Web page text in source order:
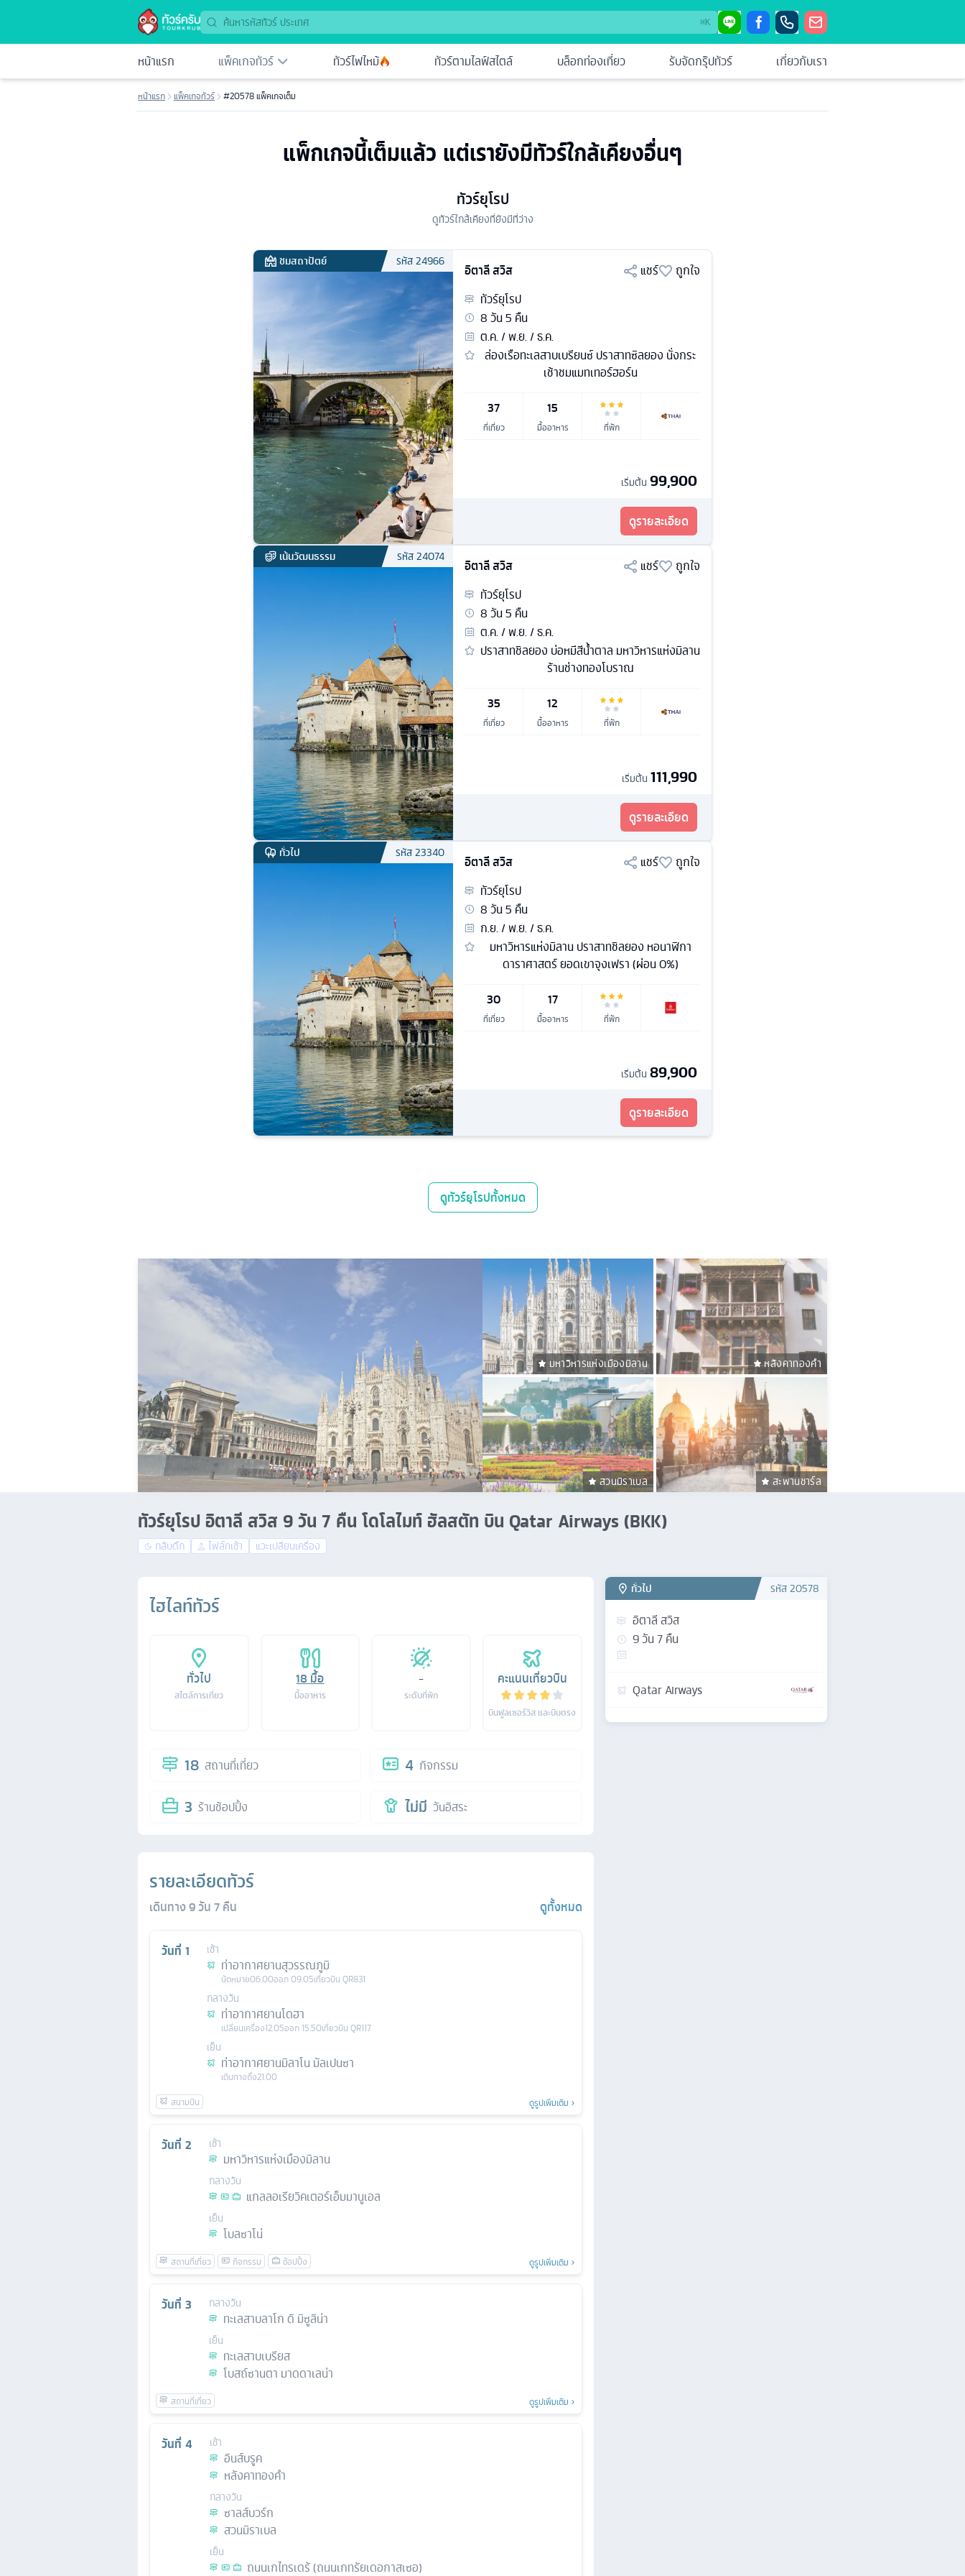
⌘K
หน้าแรก แพ็คเกจทัวร์ ทัวร์ไฟไหม้ ทัวร์ตามไลฟ์สไตล์ บล็อกท่องเที่ยว รับจัดกรุ๊ปทัวร์ เกี่ยวกับเรา
หน้าแรก แพ็คเกจทัวร์ #20578 แพ็คเกจเต็ม
แพ็กเกจนี้เต็มแล้ว แต่เรายังมีทัวร์ใกล้เคียงอื่นๆ
ทัวร์ยุโรป
ดูทัวร์ใกล้เคียงที่ยังมีที่ว่าง
ชมสถาปัตย์ รหัส24966
อิตาลี สวิส แชร์
ถูกใจ
ทัวร์ยุโรป
8วัน5 คืน
ต.ค. / พ.ย. / ธ.ค.
ล่องเรือทะเลสาบเบรียนซ์ ปราสาทซิลยอง นั่งกระ
เช้าชมแมทเทอร์ฮอร์น
37
ที่เที่ยว
15
มื้ออาหาร ที่พัก
เริ่มต้น 99,900
ดูรายละเอียด
เน้นวัฒนธรรม รหัส24074
อิตาลี สวิส แชร์
ถูกใจ
ทัวร์ยุโรป
8วัน5 คืน
ต.ค. / พ.ย. / ธ.ค.
ปราสาทชิลยอง บ่อหมีสีน้ำตาล มหาวิหารแห่งมิลาน
ร้านช่างทองโบราณ
35
ที่เที่ยว
12
มื้ออาหาร ที่พัก
เริ่มต้น 111,990
ดูรายละเอียด
ทั่วไป รหัส23340
อิตาลี สวิส แชร์
ถูกใจ
ทัวร์ยุโรป
8วัน5 คืน
ก.ย. / พ.ย. / ธ.ค.
มหาวิหารแห่งมิลาน ปราสาทชิลยอง หอนาฬิกา
ดาราศาสตร์ ยอดเขาจุงเฟรา (ผ่อน 0%)
30
ที่เที่ยว
17
มื้ออาหาร ที่พัก
เริ่มต้น 89,900
ดูรายละเอียด
ดูทัวร์ยุโรปทั้งหมด
มหาวิหารแห่งเมืองมิลาน หลังคาทองคํา
สวนมิราเบล สะพานชาร์ล
ทัวร์ยุโรป อิตาลี สวิส 9 วัน 7 คืน โดโลไมท์ ฮัลสตัท บิน Qatar Airways (BKK)
กลับดึก ไฟล์ทเช้า แวะเปลี่ยนเครื่อง
ไฮไลท์ทัวร์
ทั่วไป
สไตล์การเที่ยว
18มื้อ
มื้ออาหาร
-
ระดับที่พัก
คะแนนเที่ยวบิน
บินฟูลเซอร์วิส และบินตรง
18 สถานที่เที่ยว 4 กิจกรรม
3 ร้านช้อปปิ้ง ไม่มี วันอิสระ
รายละเอียดทัวร์
เดินทาง9วัน7คืน ดูทั้งหมด
วันที่ 1 เช้า
ท่าอากาศยานสุวรรณภูมิ
นัดหมาย06.00ออก09.05เที่ยวบิน QR831
กลางวัน
ท่าอากาศยานโดฮา
เปลี่ยนเครื่อง12.05ออก15.50เที่ยวบิน QR117
เย็น
ท่าอากาศยานมิลาโน มัลเปนซา
เดินทางถึง21.00
ดูรูปเพิ่มเติม
วันที่ 2 เช้า
มหาวิหารแห่งเมืองมิลาน
กลางวัน
แกลลอเรียวิคเตอร์เอ็มมานูเอล
เย็น
โบลซาโน่
ดูรูปเพิ่มเติม
วันที่ 3 กลางวัน
ทะเลสาบลาโก ดิ มิซูลิน่า
เย็น
ทะเลสาบเบรียส
โบสถ์ซานตา มาดดาเลน่า
ดูรูปเพิ่มเติม
วันที่ 4 เช้า
อินส์บรูค
หลังคาทองคํา
กลางวัน
ซาลส์บวร์ก
สวนมิราเบล
เย็น
ถนนเกไทรเดร้ (ถนนเกทรัยเดอกาสเซอ)
ทั่วไป รหัส20578
อิตาลี สวิส
9วัน7คืน
Qatar Airways